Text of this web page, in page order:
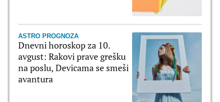
ASTRO PROGNOZA
Dnevni horoskop za 10.
avgust: Rakovi prave grešku
na poslu, Devicama se smeši
avantura